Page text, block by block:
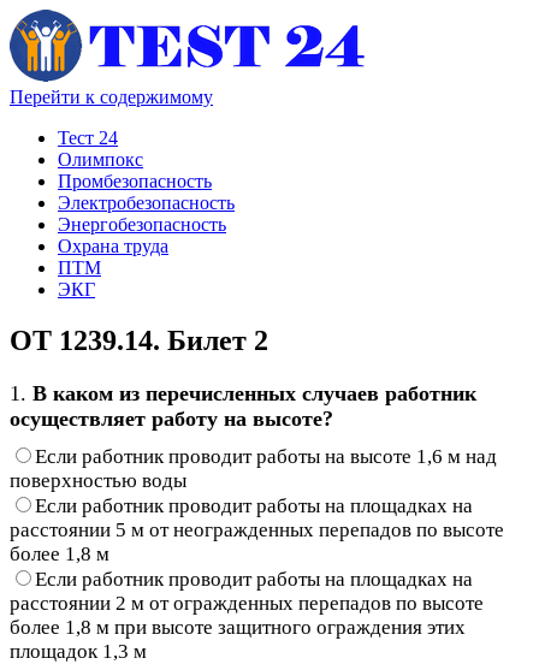
Перейти к содержимому
Тест 24
Олимпокс
Промбезопасность
Электробезопасность
Энергобезопасность
Охрана труда
ПТМ
ЭКГ
ОТ 1239.14. Билет 2
1. В каком из перечисленных случаев работник
осуществляет работу на высоте?
Если работник проводит работы на высоте 1,6 м над
поверхностью воды
Если работник проводит работы на площадках на
расстоянии 5 м от неогражденных перепадов по высоте
более 1,8 м
Если работник проводит работы на площадках на
расстоянии 2 м от огражденных перепадов по высоте
более 1,8 м при высоте защитного ограждения этих
площадок 1,3 м